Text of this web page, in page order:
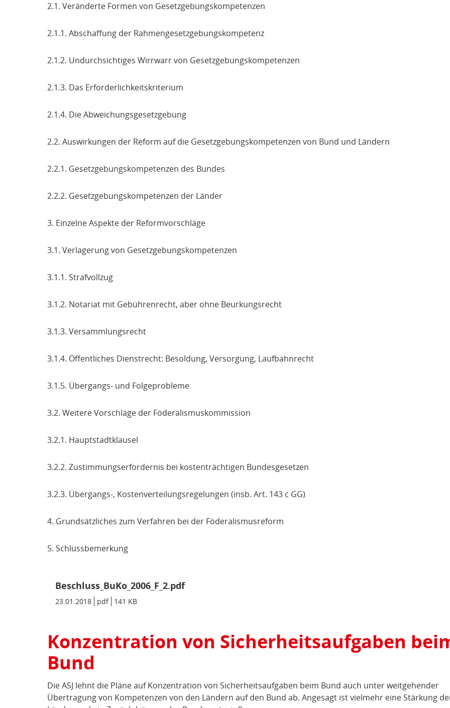
2.1. Veränderte Formen von Gesetzgebungskompetenzen
2.1.1. Abschaffung der Rahmengesetzgebungskompetenz
2.1.2. Undurchsichtiges Wirrwarr von Gesetzgebungskompetenzen
2.1.3. Das Erforderlichkeitskriterium
2.1.4. Die Abweichungsgesetzgebung
2.2. Auswirkungen der Reform auf die Gesetzgebungskompetenzen von Bund und Ländern
2.2.1. Gesetzgebungskompetenzen des Bundes
2.2.2. Gesetzgebungskompetenzen der Länder
3. Einzelne Aspekte der Reformvorschläge
3.1. Verlagerung von Gesetzgebungskompetenzen
3.1.1. Strafvollzug
3.1.2. Notariat mit Gebührenrecht, aber ohne Beurkungsrecht
3.1.3. Versammlungsrecht
3.1.4. Öffentliches Dienstrecht: Besoldung, Versorgung, Laufbahnrecht
3.1.5. Übergangs- und Folgeprobleme
3.2. Weitere Vorschläge der Föderalismuskommission
3.2.1. Hauptstadtklausel
3.2.2. Zustimmungserfordernis bei kostenträchtigen Bundesgesetzen
3.2.3. Übergangs-, Kostenverteilungsregelungen (insb. Art. 143 c GG)
4. Grundsätzliches zum Verfahren bei der Föderalismusreform
5. Schlussbemerkung
Beschluss_BuKo_2006_F_2.pdf
Metadaten:
Datum/Gültigkeit:
23.01.2018 Dateiformat:
pdf Dateigröße:
141 KB
Konzentration von Sicherheitsaufgaben
Bund
Die ASJ lehnt die Pläne auf Konzentration von Sicherheitsaufgaben beim Bund auch unter weitgehender
Übertragung von Kompetenzen von den Ländern auf den Bund ab. Angesagt ist vielmehr eine Stärkung